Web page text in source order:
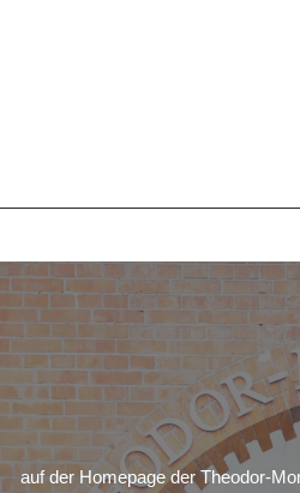
auf der Homepage der Theodor-